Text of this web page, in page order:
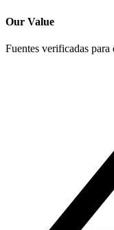
Our Value
Fuentes verificadas